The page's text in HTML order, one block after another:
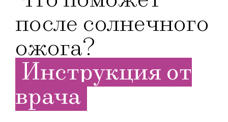
после солнечного
ожога?
Инструкция от
врача